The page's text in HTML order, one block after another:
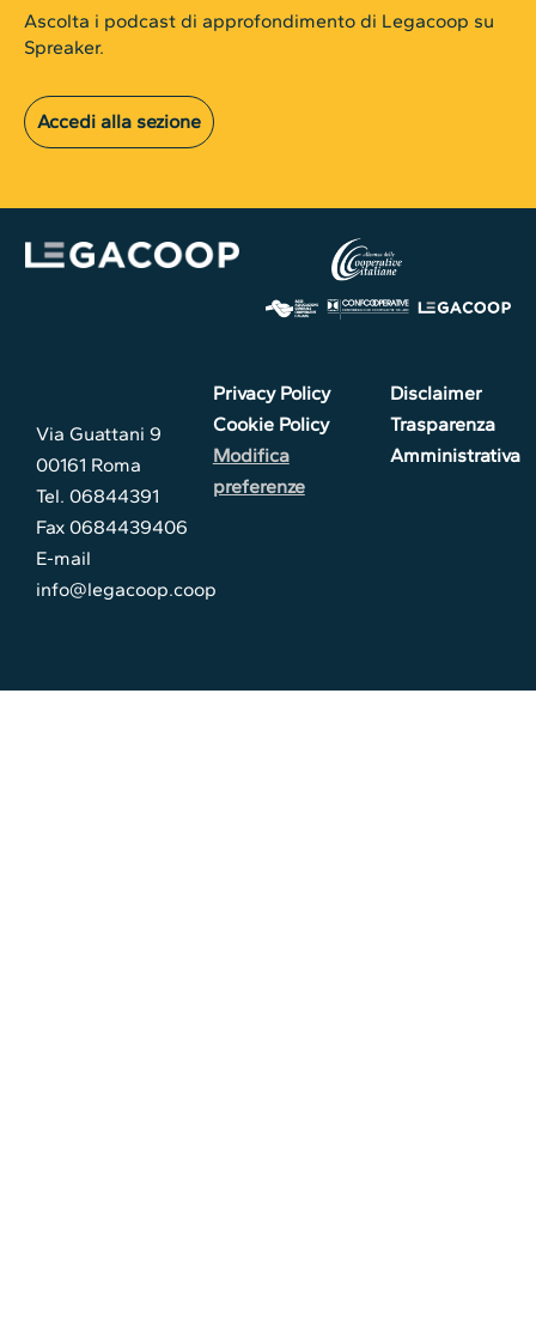
Ascolta i podcast di approfondimento di Legacoop su
Spreaker.
Accedi alla sezione
Via Guattani 9
00161 Roma
Tel. 06844391
Fax 0684439406
E-mail
info@legacoop.coop
Privacy Policy
Cookie Policy
Modifica
preferenze
Disclaimer
Trasparenza
Amministrativa